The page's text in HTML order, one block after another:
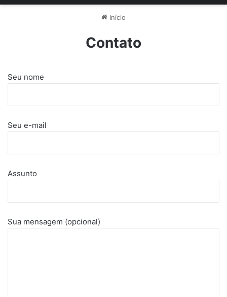
Início
Contato
Seu nome
Seu e-mail
Assunto
Sua mensagem (opcional)